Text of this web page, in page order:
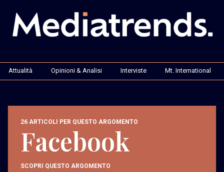
Attualità Opinioni & Analisi Interviste Mt. International
26 ARTICOLI PER QUESTO ARGOMENTO
Facebook
SCOPRI QUESTO ARGOMENTO